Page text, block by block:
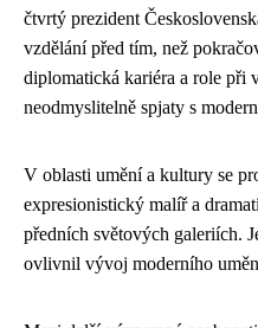
čtvrtý prezident
vzdělání před tím, než
diplomatická kariéra a role při
neodmyslitelně spjaty s
V oblasti umění a kultury se
expresionistický malíř a
předních světových galeriích.
ovlivnil vývoj moderního